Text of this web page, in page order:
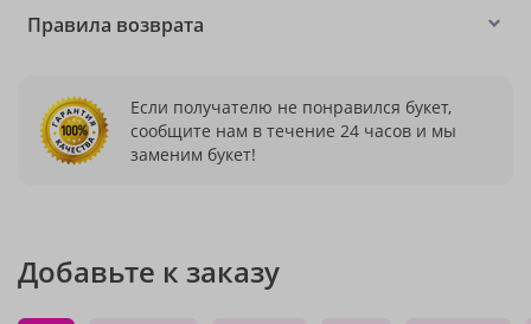
Правила возврата
Если получателю не понравился букет,
сообщите нам в течение 24 часов и мы
заменим букет!
Добавьте к заказу